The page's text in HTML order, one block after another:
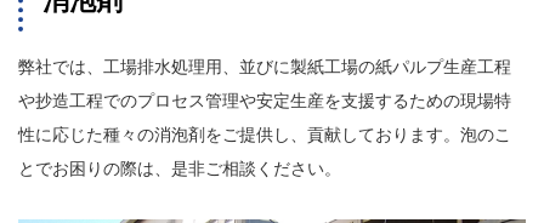
弊社では、工場排水処理用、並びに製紙工場の紙パルプ生産工程
や抄造工程でのプロセス管理や安定生産を支援するための現場特
性に応じた種々の消泡剤をご提供し、貢献しております。泡のこ
とでお困りの際は、是非ご相談ください。